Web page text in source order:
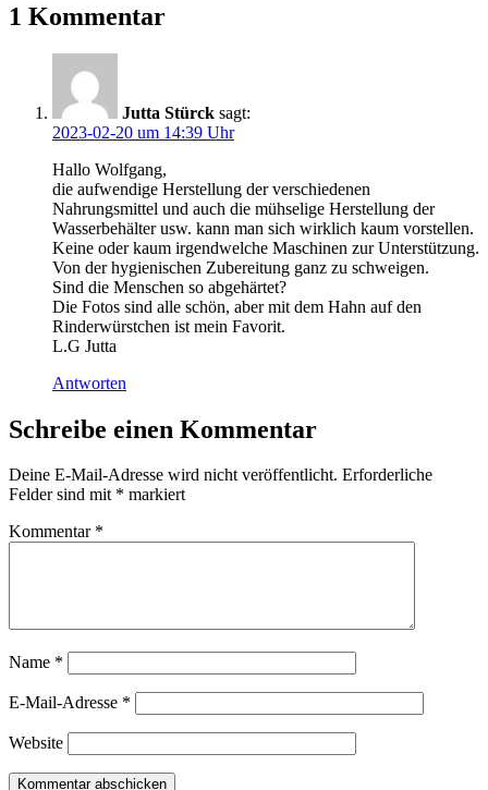
1 Kommentar
Jutta Stürck sagt:
2023-02-20 um 14:39 Uhr
Hallo Wolfgang,
die aufwendige Herstellung der verschiedenen
Nahrungsmittel und auch die mühselige Herstellung der
Wasserbehälter usw. kann man sich wirklich kaum vorstellen.
Keine oder kaum irgendwelche Maschinen zur Unterstützung.
Von der hygienischen Zubereitung ganz zu schweigen.
Sind die Menschen so abgehärtet?
Die Fotos sind alle schön, aber mit dem Hahn auf den
Rinderwürstchen ist mein Favorit.
L.G Jutta
Antworten
Schreibe einen Kommentar
Deine E-Mail-Adresse wird nicht veröffentlicht. Erforderliche
Felder sind mit * markiert
Kommentar *
Name *
E-Mail-Adresse *
Website